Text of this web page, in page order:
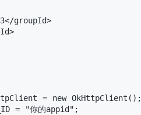
groupId>
= new OkHttpClient();
= "你的appid";